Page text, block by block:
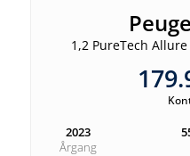
1,2 PureTech
2023
Årgang